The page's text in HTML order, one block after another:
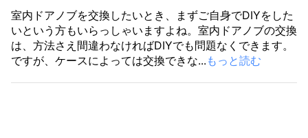
室内ドアノブを交換したいとき、まずご自身でDIYをした
いという方もいらっしゃいますよね。室内ドアノブの交換
は、方法さえ間違わなければDIYでも問題なくできます。
ですが、ケースによっては交換できな... もっと読む